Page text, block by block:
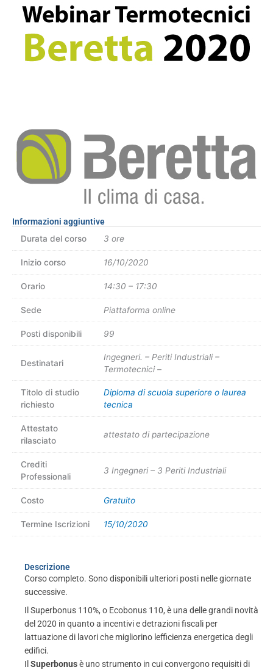
Informazioni aggiuntive
Durata del corso
3 ore
Inizio corso 16/10/2020
Orario 14:30 – 17:30
Sede Piattaforma online
Posti disponibili 99
Destinatari
Ingegneri. – Periti Industriali –
Termotecnici –
Titolo di studio
richiesto
Diploma di scuola superiore o laurea
tecnica
Attestato
rilasciato
attestato di partecipazione
Crediti
Professionali
3 Ingegneri – 3 Periti Industriali
Costo Gratuito
Termine Iscrizioni 15/10/2020
Descrizione
Corso completo. Sono disponibili ulteriori posti nelle giornate
successive.
Il Superbonus 110%, o Ecobonus 110, è una delle grandi novità
del 2020 in quanto a incentivi e detrazioni fiscali per
lattuazione di lavori che migliorino lefficienza energetica degli
edifici.
Il Superbonusè uno strumento in cui convergono requisiti di